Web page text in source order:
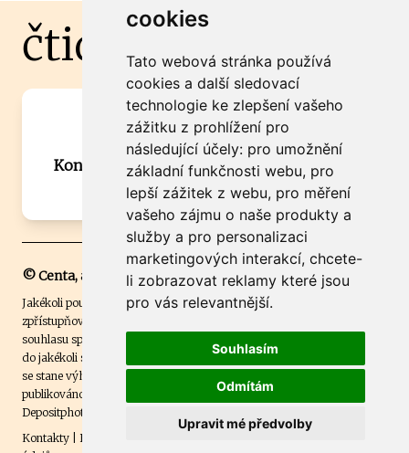
cookies
Tato webová stránka používá
cookies a další sledovací
technologie ke zlepšení vašeho
zážitku z prohlížení pro
následující účely: pro umožnění
základní funkčnosti webu, pro
lepší zážitek z webu, pro měření
vašeho zájmu o naše produkty a
služby a pro personalizaci
marketingových interakcí, chcete-
li zobrazovat reklamy které jsou
pro vás relevantnější.
Souhlasím
Odmítám
Upravit mé předvolby
čtidoma.cz
Máte zajímavou informaci? Chcete
spolupracovat?
Kontaktujte šéfredaktora Martina Chalupu:
chalupa@ctidoma.cz
© Centa, a.s.
Jakékoli použití obsahu včetně převzetí, šíření či dalšího užití a
zpřístupňování textových či obrazových materiálů bez písemného
souhlasu společnosti Centa,a.s. je zakázáno. Čtenář svým přihlášením
do jakékoli soutěže na našem webu dává souhlas s tím, že v případě, že
se stane výhercem této soutěže, může být jeho jméno na webu
publikováno. Centa, a.s. využívala licenci ČTK a využívá fotografie z
Depositphotos
Kontakty
Etický kodex